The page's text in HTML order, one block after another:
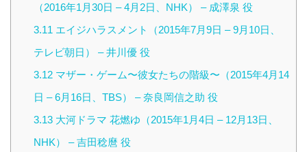
（2016年1月30日 – 4月2日、NHK） – 成澤泉 役
3.11 エイジハラスメント（2015年7月9日 – 9月10日、
テレビ朝日） – 井川優 役
3.12マザー・ゲーム〜彼女たちの階級〜（2015年4月14
日 – 6月16日、TBS） – 奈良岡信之助 役
3.13大河ドラマ 花燃ゆ（2015年1月4日 – 12月13日、
NHK） – 吉田稔麿 役